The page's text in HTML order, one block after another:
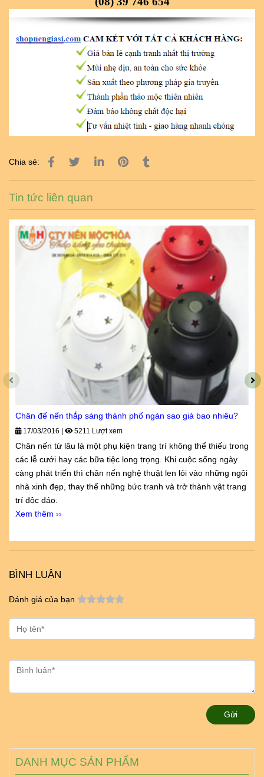
Chia sẻ:
Tin tức liên quan
Chân đế nến thắp sáng thành phố ngàn sao giá bao nhiêu?
17/03/2016 5211 Lượt xem
Chân nến từ lâu là một phụ kiện trang trí không thể thiếu trong
các lễ cưới hay các bữa tiệc long trọng. Khi cuộc sống ngày
càng phát triển thì chân nến nghệ thuật len lỏi vào những ngôi
nhà xinh đẹp, thay thế những bức tranh và trở thành vật trang
trí độc đáo.
Xem thêm ››
BÌNH LUẬN
Đánh giá của bạn
Gửi
DANH MỤC SẢN PHẨM